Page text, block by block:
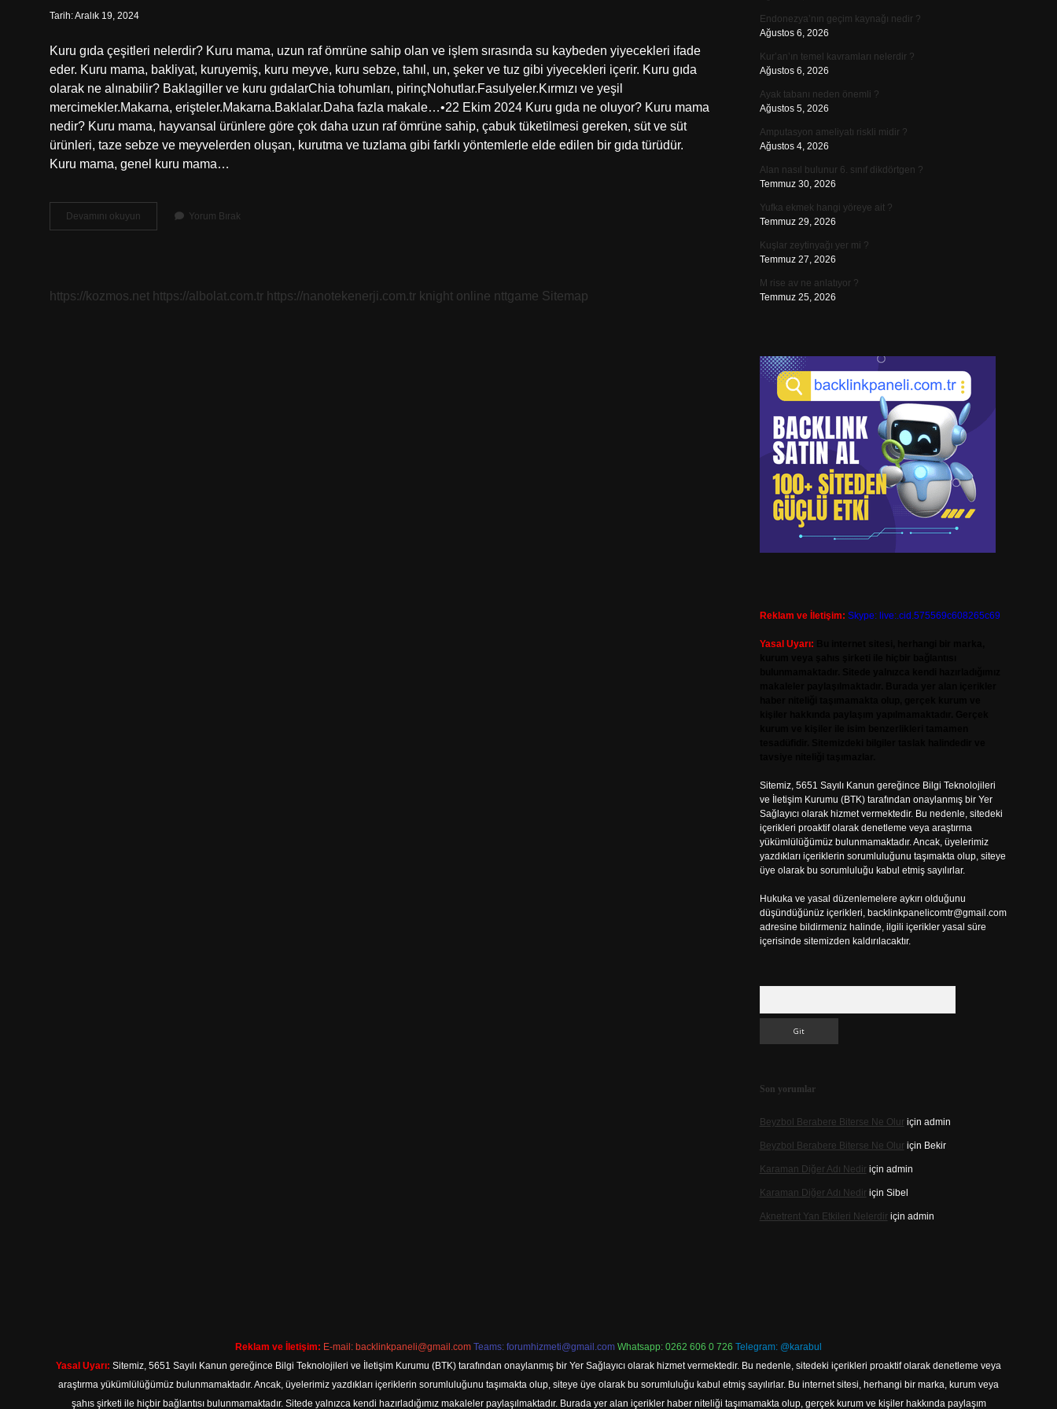
Tarih: Aralık 19, 2024
Kuru gıda çeşitleri nelerdir? Kuru mama, uzun raf ömrüne sahip olan ve işlem sırasında su kaybeden yiyecekleri ifade
eder. Kuru mama, bakliyat, kuruyemiş, kuru meyve, kuru sebze, tahıl, un, şeker ve tuz gibi yiyecekleri içerir. Kuru gıda
olarak ne alınabilir? Baklagiller ve kuru gıdalarChia tohumları, pirinçNohutlar.Fasulyeler.Kırmızı ve yeşil
mercimekler.Makarna, erişteler.Makarna.Baklalar.Daha fazla makale…•22 Ekim 2024 Kuru gıda ne oluyor? Kuru mama
nedir? Kuru mama, hayvansal ürünlere göre çok daha uzun raf ömrüne sahip, çabuk tüketilmesi gereken, süt ve süt
ürünleri, taze sebze ve meyvelerden oluşan, kurutma ve tuzlama gibi farklı yöntemlerle elde edilen bir gıda türüdür.
Kuru mama, genel kuru mama…
Devamını okuyun
Gıdalar
Yorum Bırak
https://kozmos.net https://albolat.com.tr https://nanotekenerji.com.tr knight online nttgame Sitemap
Endonezya’nın geçim kaynağı nedir ?
Ağustos 6, 2026
Kur’an’ın temel kavramları nelerdir ?
Ağustos 6, 2026
Ayak tabanı neden önemli ?
Ağustos 5, 2026
Amputasyon ameliyatı riskli midir ?
Ağustos 4, 2026
Alan nasıl bulunur 6. sınıf dikdörtgen ?
Temmuz 30, 2026
Yufka ekmek hangi yöreye ait ?
Temmuz 29, 2026
Kuşlar zeytinyağı yer mi ?
Temmuz 27, 2026
M rise av ne anlatıyor ?
Temmuz 25, 2026
Reklam ve İletişim: Skype: live:.cid.575569c608265c69
Yasal Uyarı:
Sitemiz, 5651 Sayılı Kanun gereğince Bilgi Teknolojileri
ve İletişim Kurumu (BTK) tarafından onaylanmış bir Yer
Sağlayıcı olarak hizmet vermektedir. Bu nedenle, sitedeki
içerikleri proaktif olarak denetleme veya araştırma
yükümlülüğümüz bulunmamaktadır. Ancak, üyelerimiz
yazdıkları içeriklerin sorumluluğunu taşımakta olup, siteye
üye olarak bu sorumluluğu kabul etmiş sayılırlar.
Hukuka ve yasal düzenlemelere aykırı olduğunu
düşündüğünüz içerikleri, backlinkpanelicomtr@gmail.com
adresine bildirmeniz halinde, ilgili içerikler yasal süre
içerisinde sitemizden kaldırılacaktır.
Son yorumlar
Beyzbol Berabere Biterse Ne Oluriçin admin
Beyzbol Berabere Biterse Ne Oluriçin Bekir
Karaman Diğer Adı Nediriçin admin
Karaman Diğer Adı Nediriçin Sibel
Aknetrent Yan Etkileri Nelerdiriçin admin
Reklam ve İletişim: E-mail: backlinkpaneli@gmail.com Teams: forumhizmeti@gmail.com Whatsapp: 0262 606 0 726 Telegram: @karabul
Yasal Uyarı: Sitemiz, 5651 Sayılı Kanun gereğince Bilgi Teknolojileri ve İletişim Kurumu (BTK) tarafından onaylanmış bir Yer Sağlayıcı olarak hizmet vermektedir. Bu nedenle, sitedeki içerikleri proaktif olarak denetleme veya
araştırma yükümlülüğümüz bulunmamaktadır. Ancak, üyelerimiz yazdıkları içeriklerin sorumluluğunu taşımakta olup, siteye üye olarak bu sorumluluğu kabul etmiş sayılırlar. Bu internet sitesi, herhangi bir marka, kurum veya
şahıs şirketi ile hiçbir bağlantısı bulunmamaktadır. Sitede yalnızca kendi hazırladığımız makaleler paylaşılmaktadır. Burada yer alan içerikler haber niteliği taşımamakta olup, gerçek kurum ve kişiler hakkında paylaşım